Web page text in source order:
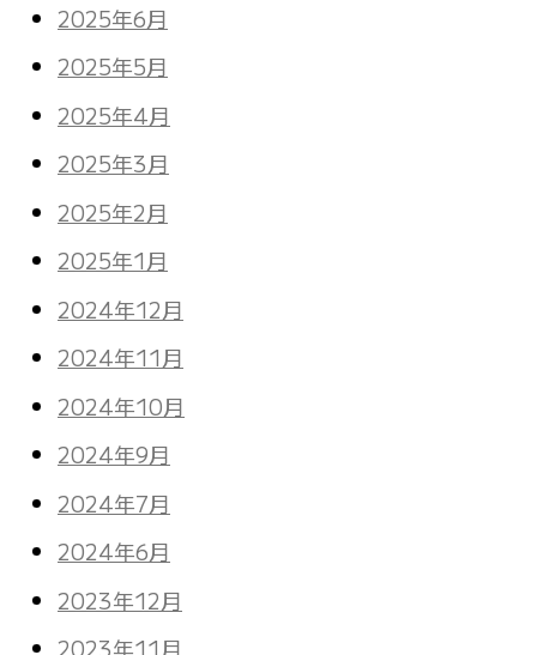
2025年6月
2025年5月
2025年4月
2025年3月
2025年2月
2025年1月
2024年12月
2024年11月
2024年10月
2024年9月
2024年7月
2024年6月
2023年12月
2023年11月